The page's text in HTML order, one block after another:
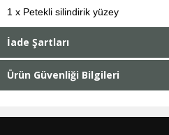
1 x Petekli silindirik yüzey
İade Şartları
Ürün Güvenliği Bilgileri